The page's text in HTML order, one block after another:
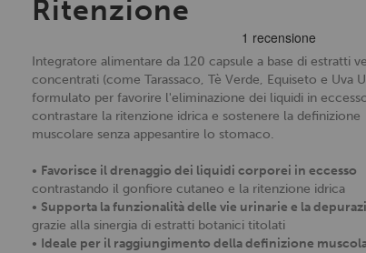
Ritenzione
Integratore alimentare da 120 capsule a base di estratti
concentrati (come Tarassaco, Tè Verde, Equiseto e Uva
formulato per favorire l'eliminazione dei liquidi in
contrastare la ritenzione idrica e sostenere la definizione
muscolare senza appesantire lo stomaco.
• Favorisce il drenaggio dei liquidi corporei in eccesso
contrastando il gonfiore cutaneo e la ritenzione idrica
• Supporta la funzionalità delle vie urinarie e la
grazie alla sinergia di estratti botanici titolati
• Ideale per il raggiungimento della definizione